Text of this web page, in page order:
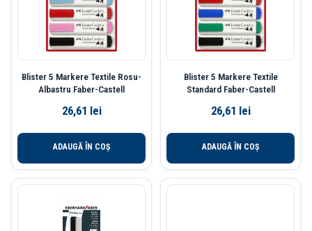
Blister 5 Markere Textile Rosu-
Albastru Faber-Castell
26,61 lei
ADAUGĂ ÎN COȘ
Blister 5 Markere Textile
Standard Faber-Castell
26,61 lei
ADAUGĂ ÎN COȘ